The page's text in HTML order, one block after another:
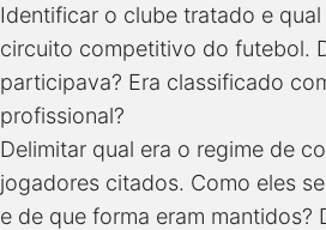
Identificar o clube tratado e
circuito competitivo do futebol.
participava? Era classificado
profissional?
Delimitar qual era o regime de
jogadores citados. Como eles
e de que forma eram mantidos?